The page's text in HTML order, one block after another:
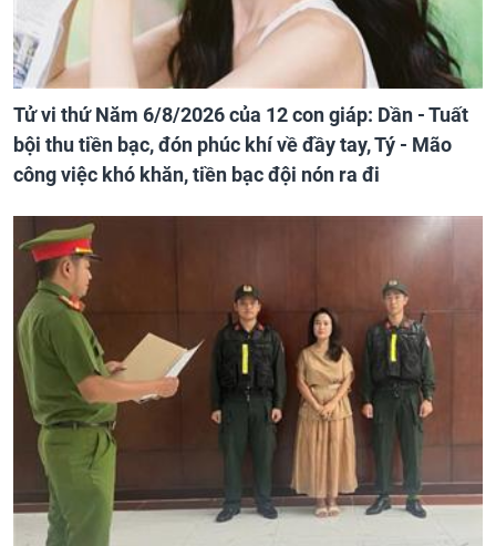
Tử vi thứ Năm 6/8/2026 của 12 con giáp: Dần - Tuất
bội thu tiền bạc, đón phúc khí về đầy tay, Tý - Mão
công việc khó khăn, tiền bạc đội nón ra đi